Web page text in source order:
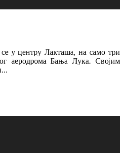
у центру Лакташа, на само три
аеродрома Бања Лука. Својим